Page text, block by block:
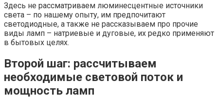
Здесь не рассматриваем люминесцентные источники
света – по нашему опыту, им предпочитают
светодиодные, а также не рассказываем про прочие
виды ламп – натриевые и дуговые, их редко применяют
в бытовых целях.
Второй шаг: рассчитываем
необходимые световой поток и
мощность ламп